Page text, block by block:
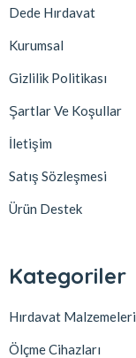
Dede Hırdavat
Kurumsal
Gizlilik Politikası
Şartlar Ve Koşullar
İletişim
Satış Sözleşmesi
Ürün Destek
Kategoriler
Hırdavat Malzemeleri
Ölçme Cihazları